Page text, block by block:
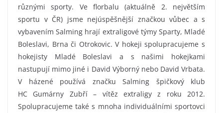
různými sporty. Ve florbalu (aktuálně 2. největším
sportu v ČR) jsme nejúspěšnější značkou vůbec a s
vybavením Salming hrají extraligové týmy Sparty, Mladé
Boleslavi, Brna či Otrokovic. V hokeji spolupracujeme s
hokejisty Mladé Boleslavi a s našimi hokejkami
nastupují mimo jiné i David Výborný nebo David Vrbata.
V házené používá značku Salming špičkový klub
HC Gumárny Zubří – vítěz extraligy z roku 2012.
Spolupracujeme také s mnoha individuálními sportovci